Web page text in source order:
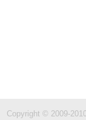
Copyright © 2009-